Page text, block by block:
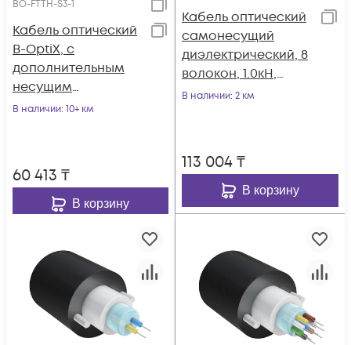
BO-FTTH-S3-1
Кабель оптический
B-OptiX, с
дополнительным
несущим
элементом
В наличии: 10+ км
60 413 ₸
В корзину
Кабель оптический
самонесущий
диэлектрический, 8
волокон, 1.0кН,
5.0мм, катушка 2км.
В наличии: 2 км
113 004₸
В корзину